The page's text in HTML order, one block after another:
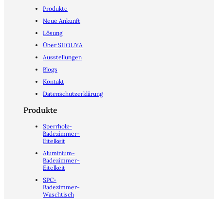
Produkte
Neue Ankunft
Lösung
Über SHOUYA
Ausstellungen
Blogs
Kontakt
Datenschutzerklärung
Produkte
Sperrholz-
Badezimmer-
Eitelkeit
Aluminium-
Badezimmer-
Eitelkeit
SPC-
Badezimmer-
Waschtisch